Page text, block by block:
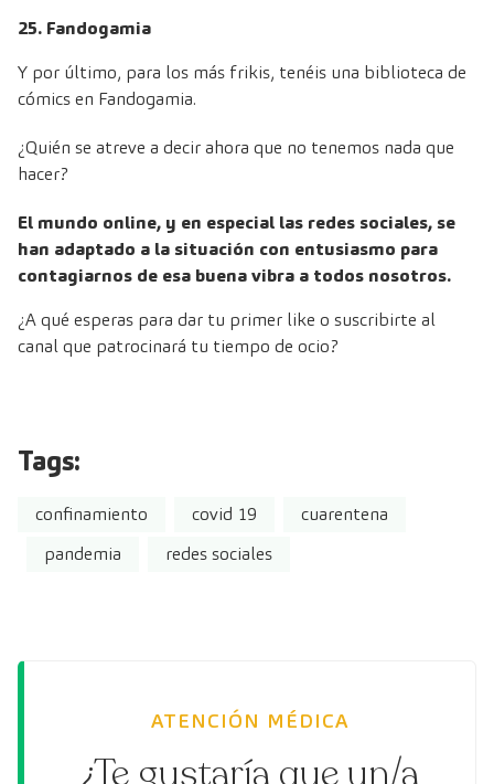
25. Fandogamia
Y por último, para los más frikis, tenéis una biblioteca de
cómics en Fandogamia.
¿Quién se atreve a decir ahora que no tenemos nada que
hacer?
El mundo online, y en especial las redes sociales, se
han adaptado a la situación con entusiasmo para
contagiarnos de esa buena vibra a todos nosotros.
¿A qué esperas para dar tu primer like o suscribirte al
canal que patrocinará tu tiempo de ocio?
Tags:
confinamiento covid 19
cuarentena
pandemia
redes sociales
ATENCIÓN MÉDICA